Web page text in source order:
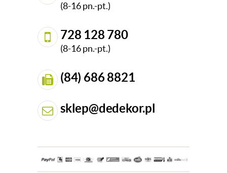
(8-16 pn.-pt.)
728 128 780
(8-16 pn.-pt.)
(84) 686 8821
sklep@dedekor.pl